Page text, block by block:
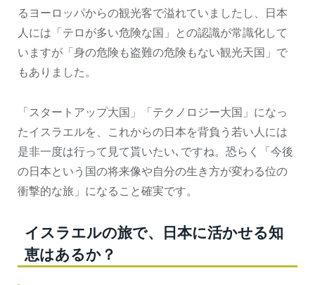
るヨーロッパからの観光客で溢れていましたし、日本
人には「テロが多い危険な国」との認識が常識化して
いますが「身の危険も盗難の危険もない観光天国」で
もありました。
「スタートアップ大国」「テクノロジー大国」になっ
たイスラエルを、これからの日本を背負う若い人には
是非一度は行って見て貰いたい､ですね。恐らく「今後
の日本という国の将来像や自分の生き方が変わる位の
衝撃的な旅」になること確実です。
イスラエルの旅で、日本に活かせる知
恵はあるか？